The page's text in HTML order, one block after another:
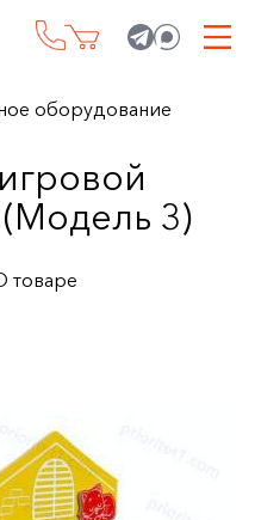
оборудование
3)
товаре